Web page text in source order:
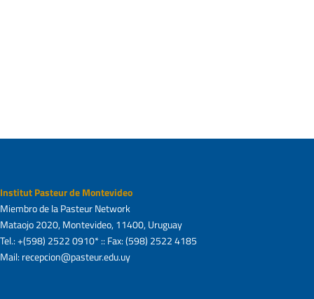
Institut Pasteur de Montevideo
Miembro de la Pasteur Network
Mataojo 2020, Montevideo, 11400, Uruguay
Tel.: +(598) 2522 0910* :: Fax: (598) 2522 4185
Mail: recepcion@pasteur.edu.uy